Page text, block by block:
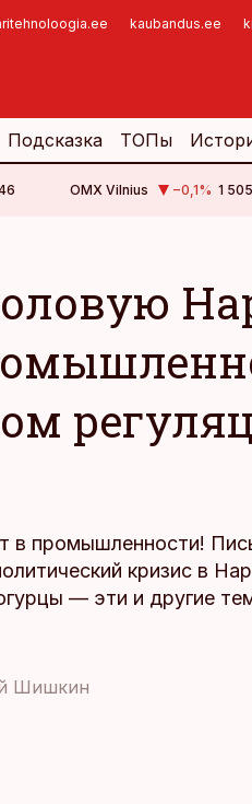
kaubandus.ee
Подсказка ТОПы
OMX Vilnius −0,1% 1
в промышленности!
кризис в
— эти и другие
Шишкин